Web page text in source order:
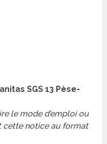
SGS 13 Pèse-
le mode d’emploi ou
cette notice au format